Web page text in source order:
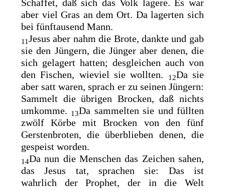
Schaffet, daß sich das Volk lagere. Es war
aber viel Gras an dem Ort. Da lagerten sich
bei fünftausend Mann.
11Jesus aber nahm die Brote, dankte und gab
sie den Jüngern, die Jünger aber denen, die
sich gelagert hatten; desgleichen auch von
den Fischen, wieviel sie wollten.
12Da sie
aber satt waren, sprach er zu seinen Jüngern:
Sammelt die übrigen Brocken, daß nichts
umkomme. 13Da sammelten sie und füllten
zwölf Körbe mit Brocken von den fünf
Gerstenbroten, die überblieben denen, die
gespeist worden.
14Da nun die Menschen das Zeichen sahen,
das Jesus tat, sprachen sie: Das ist
wahrlich der Prophet, der in die Welt